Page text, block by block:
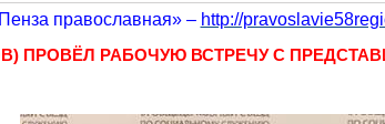
православная» – http://
ПРОВЁЛ РАБОЧУЮ ВСТРЕЧУ С